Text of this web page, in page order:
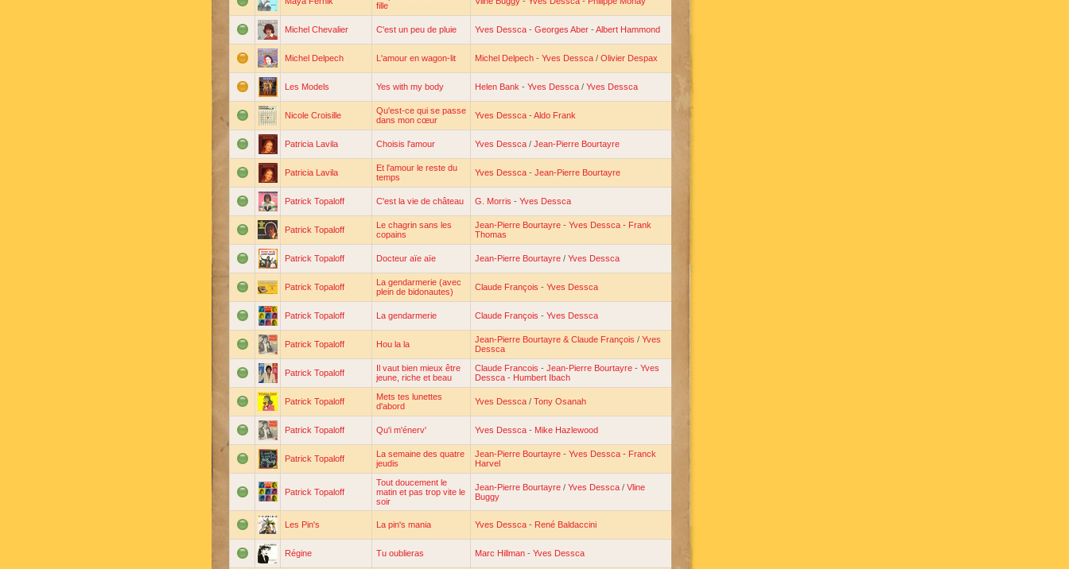
fille
Michel Chevalier C'est un peu de pluie Yves Dessca - Georges Aber - Albert Hammond
Michel Delpech L'amour en wagon-lit Michel Delpech - Yves Dessca / Olivier Despax
Les Models Yes with my body Helen Bank - Yves Dessca / Yves Dessca
Nicole Croisille
Qu'est-ce qui se passe
dans mon cœur
Yves Dessca -Aldo Frank
Patricia Lavila Choisis l'amour Yves Dessca / Jean-Pierre Bourtayre
Patricia Lavila
Et l'amour le reste du
temps
Yves Dessca - Jean-Pierre Bourtayre
Patrick Topaloff C'est la vie de château G. Morris - Yves Dessca
Patrick Topaloff
Le chagrin sans les
copains
Jean-Pierre Bourtayre - Yves Dessca - Frank
Thomas
Patrick Topaloff Docteur aïe aïe Jean-Pierre Bourtayre / Yves Dessca
Patrick Topaloff
La gendarmerie (avec
plein de bidonautes)
Claude François - Yves Dessca
Patrick Topaloff La gendarmerie Claude François - Yves Dessca
Patrick Topaloff Hou la la Jean-Pierre Bourtayre & Claude François / Yves
Dessca
Patrick Topaloff
Il vaut bien mieux être
jeune, riche et beau
Claude Francois - Jean-Pierre Bourtayre - Yves
Dessca - Humbert Ibach
Patrick Topaloff
Mets tes lunettes
d'abord
Yves Dessca / Tony Osanah
Patrick Topaloff Qu'i m'énerv' Yves Dessca - Mike Hazlewood
Patrick Topaloff
La semaine des quatre
jeudis
Jean-Pierre Bourtayre - Yves Dessca - Franck
Harvel
Patrick Topaloff
Tout doucement le
matin et pas trop vite le
soir
Jean-Pierre Bourtayre / Yves Dessca / Vline
Buggy
Les Pin's La pin's mania Yves Dessca - René Baldaccini
Régine Tu oublieras Marc Hillman - Yves Dessca